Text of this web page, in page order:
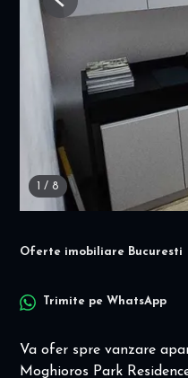
/ 8
Previous
Oferte imobiliare Bucuresti
Trimite pe WhatsApp
Va ofer spre vanzare
Moghioros Park